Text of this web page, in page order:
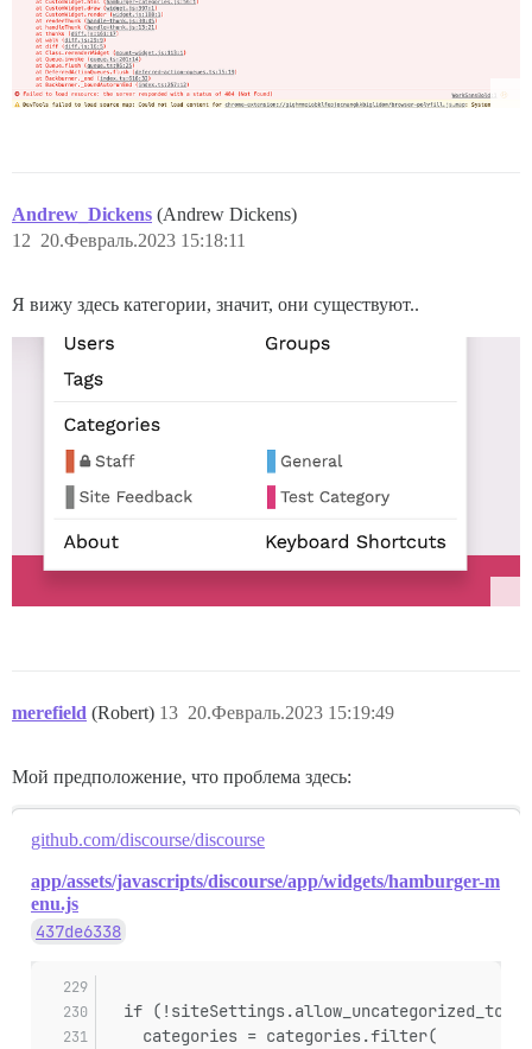
Andrew_Dickens (Andrew Dickens)
20.Февраль.2023 15:18:11
12
Я вижу здесь категории, значит, они существуют..
merefield (Robert) 20.Февраль.2023 15:19:49
13
Мой предположение, что проблема здесь:
github.com/discourse/discourse
app/assets/javascripts/discourse/app/widgets/hamburger-m
enu.js
437de6338
if
    categories = categories.filter(